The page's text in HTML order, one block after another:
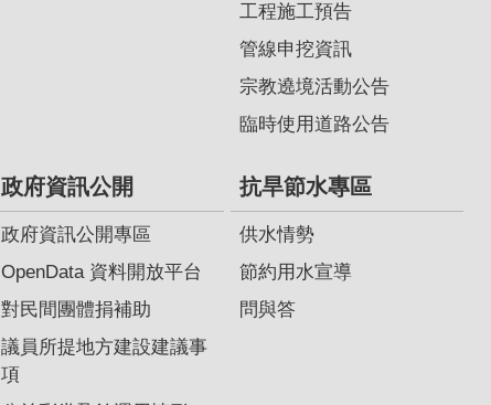
工程施工預告
管線申挖資訊
宗教遶境活動公告
臨時使用道路公告
政府資訊公開
政府資訊公開專區
OpenData 資料開放平台
對民間團體捐補助
議員所提地方建設建議事
項
抗旱節水專區
供水情勢
節約用水宣導
問與答